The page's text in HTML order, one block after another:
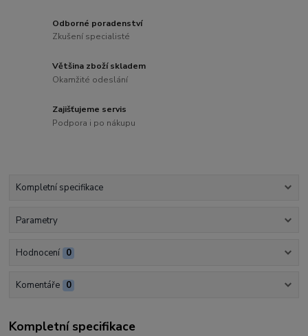
Odborné poradenství
Zkušení specialisté
Většina zboží skladem
Okamžité odeslání
Zajišťujeme servis
Podpora i po nákupu
Kompletní specifikace
Parametry
Hodnocení 0
Komentáře 0
Kompletní specifikace